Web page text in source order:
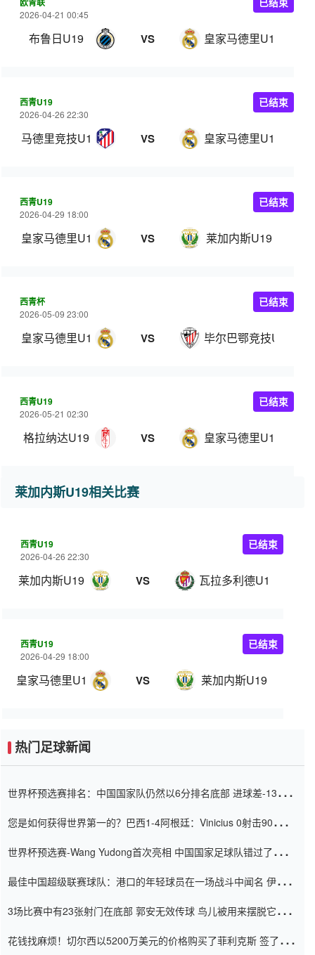
2026-04-21 00:45
布鲁日U19 VS 皇家马德里U19
西青U19
2026-04-26 22:30
马德里竞技U19 VS 皇家马德里U19
已结束
西青U19
2026-04-29 18:00
皇家马德里U19 VS 莱加内斯U19
已结束
西青杯
2026-05-09 23:00
皇家马德里U19 VS 毕尔巴鄂竞技U19
已结束
西青U19
2026-05-21 02:30
格拉纳达U19 VS 皇家马德里U19
已结束
莱加内斯U19相关比赛
西青U19
2026-04-26 22:30
莱加内斯U19 VS 瓦拉多利德U19
已结束
西青U19
2026-04-29 18:00
皇家马德里U19 VS 莱加内斯U19
已结束
热门足球新闻
世界杯预选赛排名：中国国家队仍然以6分排名底部 进球差-13令人
您是如何获得世界第一的？巴西1-4阿根廷：Vinicius 0射击90分钟
世界杯预选赛-Wang Yudong首次亮相 中国国家足球队错过了世界
最佳中国超级联赛球队：港口的年轻球员在一场战斗中闻名 伊万放
3场比赛中有23张射门在底部 郭安无效传球 鸟儿被用来摆脱它
花钱找麻烦！切尔西以5200万美元的价格购买了菲利克斯 签了7年